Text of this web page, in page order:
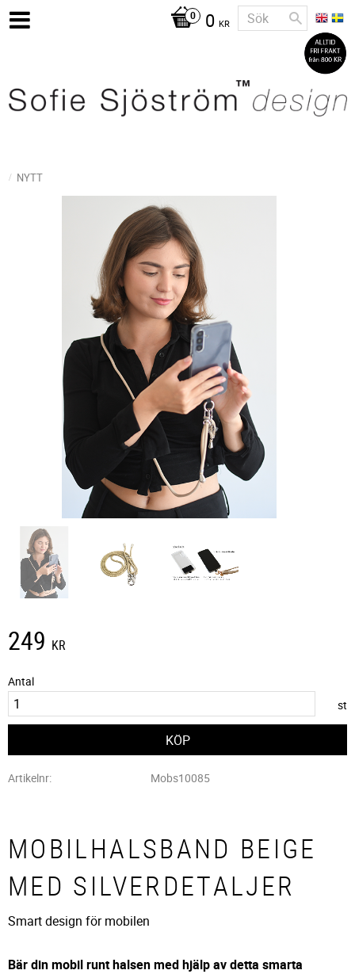
0 KR
NYTT
249 KR
Antal
st
Artikelnr Mobs10085
MOBILHALSBAND BEIGE
MED SILVERDETALJER
Smart design för mobilen
Bär din mobil runt halsen med hjälp av detta smarta